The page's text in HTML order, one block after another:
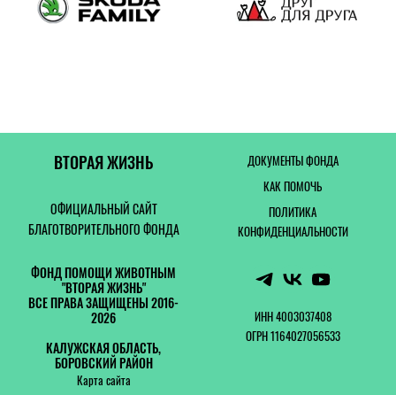
ВТОРАЯ ЖИЗНЬ
ОФИЦИАЛЬНЫЙ САЙТ
БЛАГОТВОРИТЕЛЬНОГО ФОНДА
ДОКУМЕНТЫ ФОНДА
КАК ПОМОЧЬ
ПОЛИТИКА
КОНФИДЕНЦИАЛЬНОСТИ
ФОНД ПОМОЩИ ЖИВОТНЫМ
"ВТОРАЯ ЖИЗНЬ"
ВСЕ ПРАВА ЗАЩИЩЕНЫ 2016-
2026
КАЛУЖСКАЯ ОБЛАСТЬ,
БОРОВСКИЙ РАЙОН
Карта сайта
ИНН 4003037408
ОГРН 1164027056533